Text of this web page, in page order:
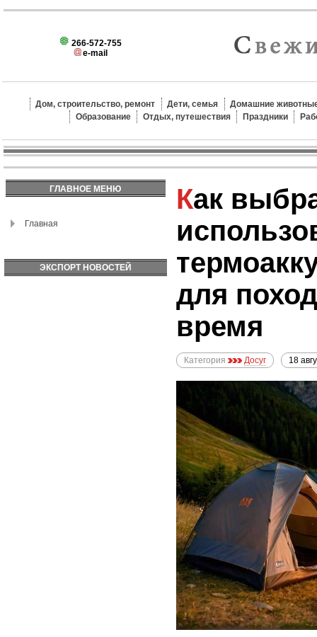
266-572-755
e-mail
Дом, строительство, ремонт Дети, семья
Домашние
Образование
Отдых, путешествия Праздники
ГЛАВНОЕ МЕНЮ
Главная
ЭКСПОРТ НОВОСТЕЙ
Как выбрать и
для
время
Категория Досуг 18